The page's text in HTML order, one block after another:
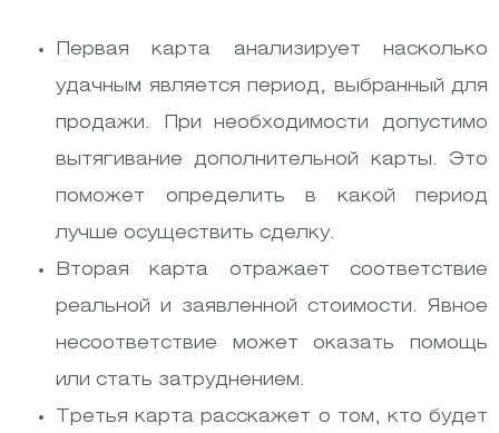
Первая карта анализирует насколько
удачным является период, выбранный для
продажи. При необходимости допустимо
вытягивание дополнительной карты. Это
поможет определить в какой период
лучше осуществить сделку.
Вторая карта отражает соответствие
реальной и заявленной стоимости. Явное
несоответствие может оказать помощь
или стать затруднением.
Третья карта расскажет о том, кто будет